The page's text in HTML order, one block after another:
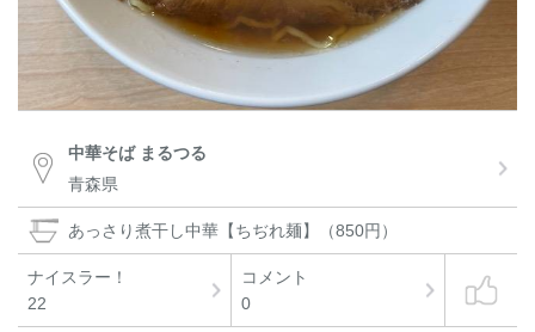
中華そば まるつる
青森県
あっさり煮干し中華【ちぢれ麺】（850円）
ナイスラー！
22
コメント
0